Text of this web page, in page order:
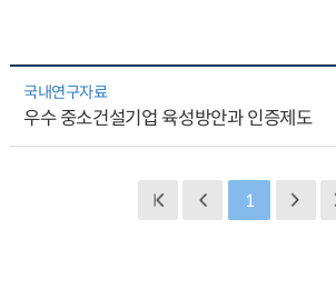
국내연구자료
우수 중소건설기업 육성방안과 인증제도
1